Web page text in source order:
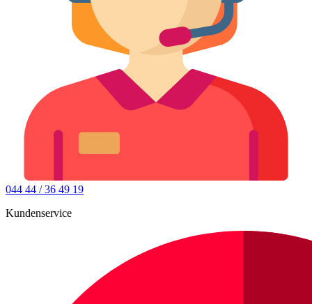
044 44 / 36 49 19
Kundenservice